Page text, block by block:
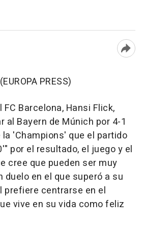
PRESS)
Barcelona, Hansi Flick,
al Bayern de Múnich por 4-1
la 'Champions' que el partido
por el resultado, el juego y el
cree que pueden ser muy
duelo en el que superó a su
prefiere centrarse en el
vive en su vida como feliz